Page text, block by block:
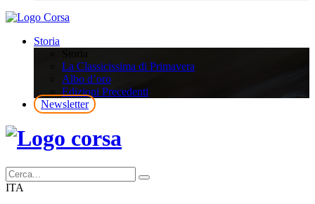
Storia
La Classicissima di Primavera
Albo d’oro
Edizioni Precedenti
Newsletter
ITA